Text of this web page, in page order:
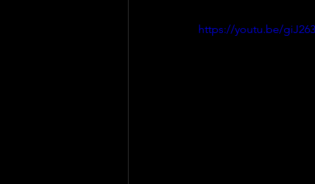
https://youtu.be/